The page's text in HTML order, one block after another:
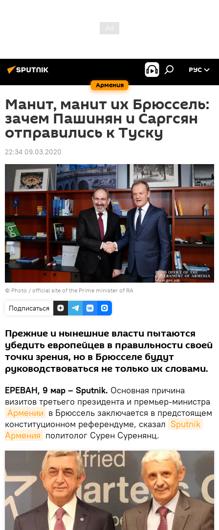
Армения
РУС
Манит, манит их Брюссель:
зачем Пашинян и Саргсян
отправились к Туску
22:34 09.03.2020
© Photo / official site of the Prime minister of RA
Подписаться
Прежние и нынешние власти пытаются
убедить европейцев в правильности своей
точки зрения, но в Брюсселе будут
руководствоваться не только их словами.
ЕРЕВАН, 9 мар – Sputnik. Основная причина
визитов третьего президента и премьер-министра
Армении в Брюссель заключается в предстоящем
конституционном референдуме, сказал Sputnik
Армения политолог Сурен Суренянц.